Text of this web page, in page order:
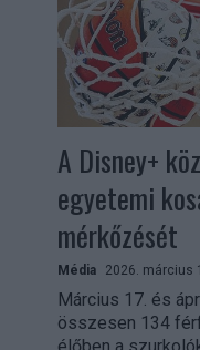
A Disney+
egyetemi
mérkőzését
Média 2026. március
Március 17. és
összesen 134